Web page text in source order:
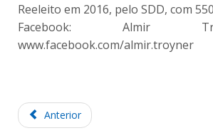
Reeleito em 2016, pelo SDD, com
Facebook: Almir
www.facebook.com/almir.troyner
Anterior